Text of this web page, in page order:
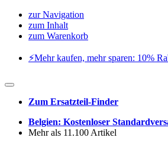
zur Navigation
zum Inhalt
zum Warenkorb
⚡️Mehr kaufen, mehr sparen: 10%
Zum Ersatzteil-Finder
Belgien: Kostenloser
Mehr als 11.100 Artikel